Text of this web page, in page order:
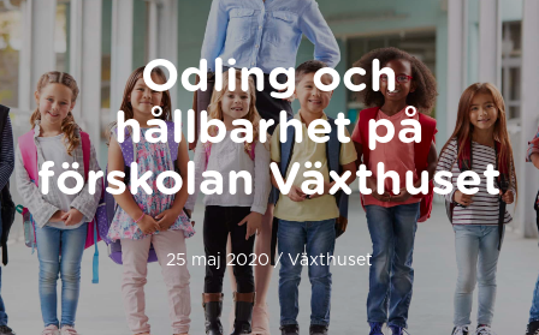
Odling och
hållbarhet på
förskolan Växthuset
25 maj 2020 / Växthuset